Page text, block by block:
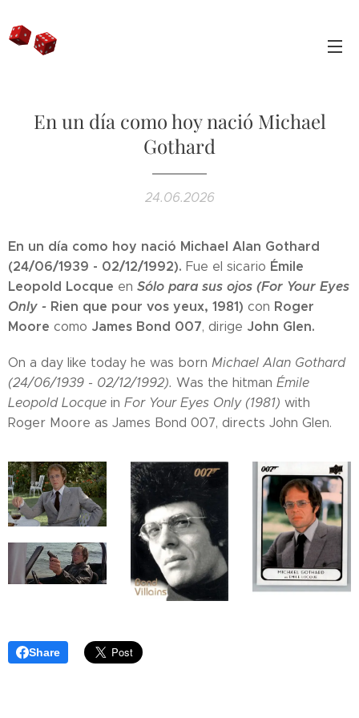
En un día como hoy nació Michael
Gothard
24.06.2026
En un día como hoy nació Michael Alan Gothard
(24/06/1939 - 02/12/1992). Fue el sicario Émile
Leopold Locque en Sólo para sus ojos (For Your Eyes
Only - Rien que pour vos yeux, 1981) con Roger
Moore como James Bond 007, dirige John Glen.
On a day like today he was born Michael Alan Gothard
(24/06/1939 - 02/12/1992). Was the hitman Émile
Leopold Locque in For Your Eyes Only (1981) with
Roger Moore as James Bond 007, directs John Glen.
Share